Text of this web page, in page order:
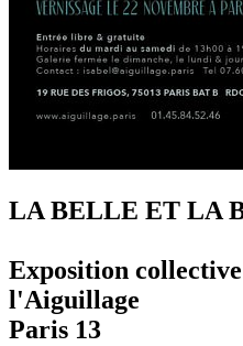
LA BELLE ET LA
Exposition
l'Aiguillage
Paris 13